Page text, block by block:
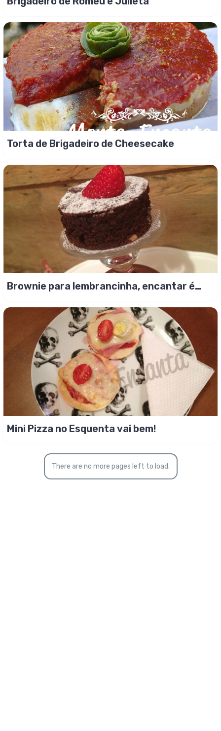
Torta de Brigadeiro de Cheesecake
Brownie para lembrancinha, encantar é
Mini Pizza no Esquenta vai bem!
There are no more pages left to load.